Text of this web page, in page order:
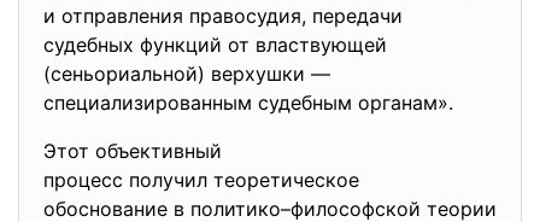
и отправления правосудия, передачи
судебных функций от властвующей
(сеньориальной) верхушки —
специализированным судебным органам».
Этот объективный
процесс получил теоретическое
обоснование в политико–философской теории